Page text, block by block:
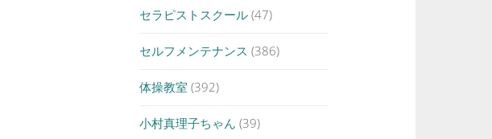
セラピストスクール (47)
セルフメンテナンス (386)
体操教室 (392)
小村真理子ちゃん (39)